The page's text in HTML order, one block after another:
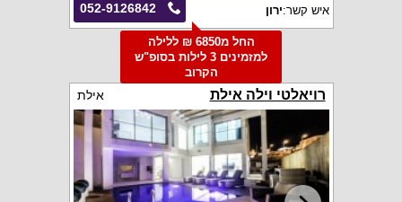
052-9126842 איש קשר:ירון
החל מ6850 ₪ ללילה
למזמינים 3 לילות בסופ"ש
הקרוב
רויאלטי וילה אילת אילת